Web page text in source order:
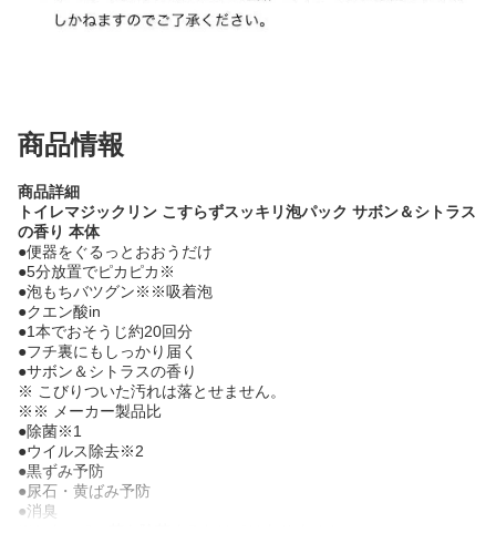
商品情報
商品詳細
トイレマジックリン こすらずスッキリ泡パック サボン＆シトラス
の香り 本体
●便器をぐるっとおおうだけ
●5分放置でピカピカ※
●泡もちバツグン※※吸着泡
●クエン酸in
●1本でおそうじ約20回分
●フチ裏にもしっかり届く
●サボン＆シトラスの香り
※ こびりついた汚れは落とせません。
※※ メーカー製品比
●除菌※1
●ウイルス除去※2
●黒ずみ予防
●尿石・黄ばみ予防
●消臭